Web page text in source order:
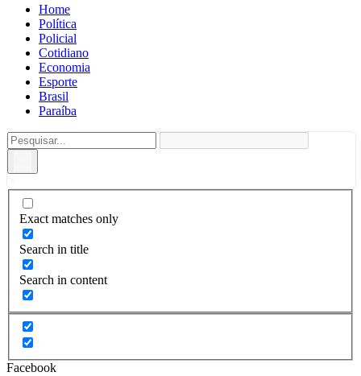
Home
Política
Policial
Cotidiano
Economia
Esporte
Brasil
Paraíba
Exact matches only
Search in title
Search in content
Facebook